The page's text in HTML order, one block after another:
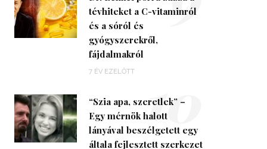
tévhiteket a C-vitaminról
és a sóról és
gyógyszerekről,
fájdalmakról
7 ÉV EZELŐTT
“Szia apa, szeretlek” –
Egy mérnök halott
lányával beszélgetett egy
általa fejlesztett szerkezet
10